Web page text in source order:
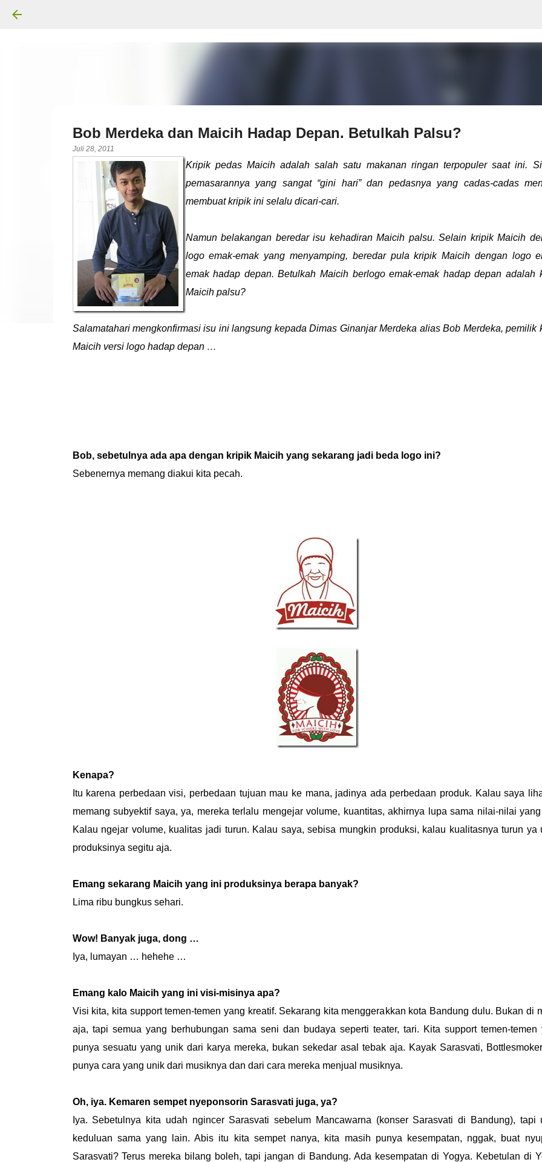
Bob Merdeka dan Maicih Hadap Depan. Betulkah Palsu?
Juli 28, 2011
Kripik pedas Maicih adalah salah satu makanan ringan terpopuler saat ini.
pemasarannya yang sangat “gini hari” dan pedasnya yang cadas-cadas
membuat kripik ini selalu dicari-cari.
Namun belakangan beredar isu kehadiran Maicih palsu. Selain kripik Maicih
logo emak-emak yang menyamping, beredar pula kripik Maicih dengan logo
emak hadap depan. Betulkah Maicih berlogo emak-emak hadap depan adalah
Maicih palsu?
Salamatahari mengkonfirmasi isu ini langsung kepada Dimas Ginanjar Merdeka alias Bob Merdeka, pemilik
Maicih versi logo hadap depan …
Bob, sebetulnya ada apa dengan kripik Maicih yang sekarang jadi beda logo ini?
Sebenernya memang diakui kita pecah.
Kenapa?
Itu karena perbedaan visi, perbedaan tujuan mau ke mana, jadinya ada perbedaan produk. Kalau saya
memang subyektif saya, ya, mereka terlalu mengejar volume, kuantitas, akhirnya lupa sama nilai-nilai
Kalau ngejar volume, kualitas jadi turun. Kalau saya, sebisa mungkin produksi, kalau kualitasnya turun ya
produksinya segitu aja.
Emang sekarang Maicih yang ini produksinya berapa banyak?
Lima ribu bungkus sehari.
Wow! Banyak juga, dong …
Iya, lumayan … hehehe …
Emang kalo Maicih yang ini visi-misinya apa?
Visi kita, kita support temen-temen yang kreatif. Sekarang kita menggerakkan kota Bandung dulu. Bukan di
aja, tapi semua yang berhubungan sama seni dan budaya seperti teater, tari. Kita support temen-temen
punya sesuatu yang unik dari karya mereka, bukan sekedar asal tebak aja. Kayak Sarasvati,
punya cara yang unik dari musiknya dan dari cara mereka menjual musiknya.
Oh, iya. Kemaren sempet nyeponsorin Sarasvati juga, ya?
Iya. Sebetulnya kita udah ngincer Sarasvati sebelum Mancawarna (konser Sarasvati di Bandung), tapi
keduluan sama yang lain. Abis itu kita sempet nanya, kita masih punya kesempatan, nggak, buat
Sarasvati? Terus mereka bilang boleh, tapi jangan di Bandung. Ada kesempatan di Yogya. Kebetulan di